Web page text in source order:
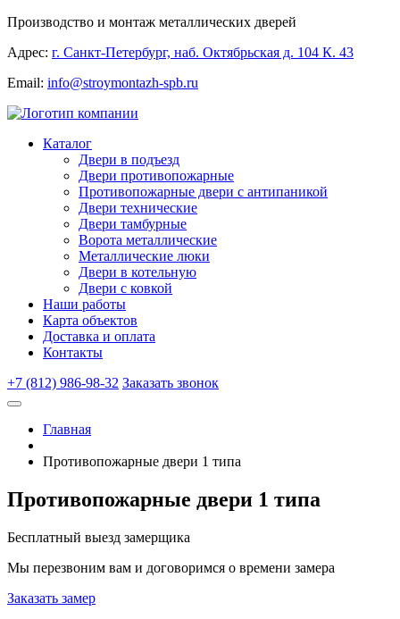
Производство и монтаж металлических дверей
Адрес: г. Санкт-Петербург, наб. Октябрьская д. 104 К. 43
Email: info@stroymontazh-spb.ru
Каталог
Двери в подъезд
Двери противопожарные
Противопожарные двери с антипаникой
Двери технические
Двери тамбурные
Ворота металлические
Металлические люки
Двери в котельную
Двери с ковкой
Наши работы
Карта объектов
Доставка и оплата
Контакты
+7 (812) 986-98-32 Заказать звонок
Главная
Противопожарные двери 1 типа
Противопожарные двери 1 типа
Бесплатный выезд замерщика
Мы перезвоним вам и договоримся о времени замера
Заказать замер